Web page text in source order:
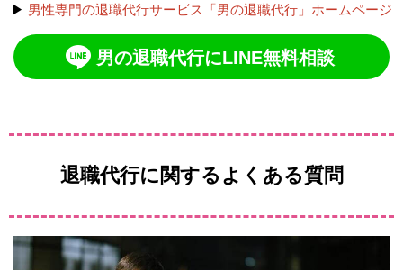
▶ 男性専門の退職代行サービス「男の退職代行」ホームページ
男の退職代行にLINE無料相談
退職代行に関するよくある質問